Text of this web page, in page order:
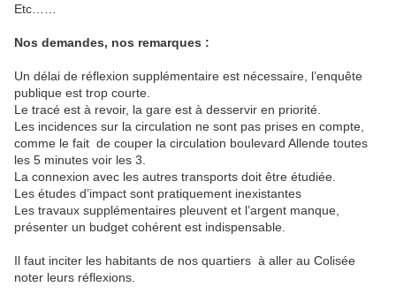
Etc……
Nos demandes, nos remarques :
Un délai de réflexion supplémentaire est nécessaire, l’enquête
publique est trop courte.
Le tracé est à revoir, la gare est à desservir en priorité.
Les incidences sur la circulation ne sont pas prises en compte,
comme le fait de couper la circulation boulevard Allende toutes
les 5 minutes voir les 3.
La connexion avec les autres transports doit être étudiée.
Les études d’impact sont pratiquement inexistantes
Les travaux supplémentaires pleuvent et l’argent manque,
présenter un budget cohérent est indispensable.
Il faut inciter les habitants de nos quartiers à aller au Colisée
noter leurs réflexions.